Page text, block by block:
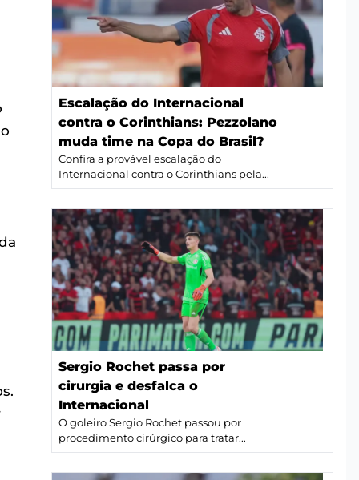
Escalação do Internacional
contra o Corinthians: Pezzolano
muda time na Copa do Brasil?
Confira a provável escalação do
Internacional contra o Corinthians pela...
Sergio Rochet passa por
cirurgia e desfalca o
Internacional
O goleiro Sergio Rochet passou por
procedimento cirúrgico para tratar...